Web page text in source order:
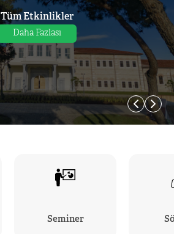
Tüm Etkinlikler
Daha Fazlası
Seminer